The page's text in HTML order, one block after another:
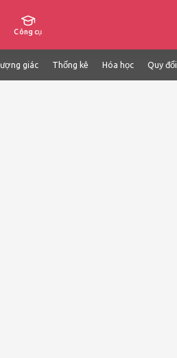
Công cụ
giác Thống kê Hóa học Quy đổi